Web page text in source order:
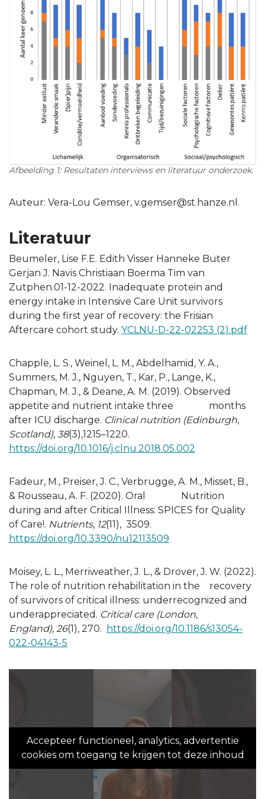
Afbeelding 1: Resultaten interviews en literatuur onderzoek.
Auteur: Vera-Lou Gemser, v.gemser@st.hanze.nl.
Literatuur
Beumeler, Lise F.E. Edith Visser Hanneke Buter
Gerjan J. Navis Christiaan Boerma Tim van
Zutphen.01-12-2022. Inadequate protein and
energy intake in Intensive Care Unit survivors
during the first year of recovery: the Frisian
Aftercare cohort study. YCLNU-D-22-02253 (2).pdf
Chapple, L. S., Weinel, L. M., Abdelhamid, Y. A.,
Summers, M. J., Nguyen, T., Kar, P., Lange, K.,
Chapman, M. J., & Deane, A. M. (2019). Observed
appetite and nutrient intake three months
after ICU discharge. Clinical nutrition (Edinburgh,
Scotland), 38(3),1215–1220.
https://doi.org/10.1016/j.clnu.2018.05.002
Fadeur, M., Preiser, J. C., Verbrugge, A. M., Misset, B.,
& Rousseau, A. F. (2020). Oral Nutrition
during and after Critical Illness: SPICES for Quality
of Care!. Nutrients, 12(11), 3509.
https://doi.org/10.3390/nu12113509
Moisey, L. L., Merriweather, J. L., & Drover, J. W. (2022).
The role of nutrition rehabilitation in the recovery
of survivors of critical illness: underrecognized and
underappreciated. Critical care (London,
England), 26(1), 270.
https://doi.org/10.1186/s13054-
022-04143-5
Accepteer functioneel, analytics, advertentie
cookies om toegang te krijgen tot deze inhoud